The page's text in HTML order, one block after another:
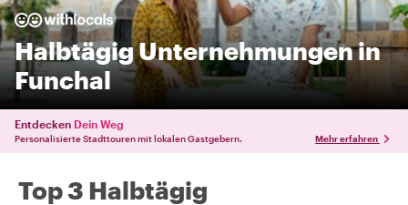
Halbtägig Unternehmungen in
Funchal
Entdecken Dein Weg
Personalisierte Stadttouren mit lokalen Gastgebern. Mehr erfahren
Top 3 Halbtägig